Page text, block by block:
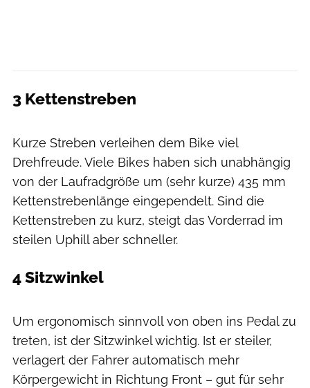
3 Kettenstreben
Kurze Streben verleihen dem Bike viel
Drehfreude. Viele Bikes haben sich unabhängig
von der Laufradgröße um (sehr kurze) 435 mm
Kettenstrebenlänge eingependelt. Sind die
Kettenstreben zu kurz, steigt das Vorderrad im
steilen Uphill aber schneller.
4 Sitzwinkel
Um ergonomisch sinnvoll von oben ins Pedal zu
treten, ist der Sitzwinkel wichtig. Ist er steiler,
verlagert der Fahrer automatisch mehr
Körpergewicht in Richtung Front – gut für sehr